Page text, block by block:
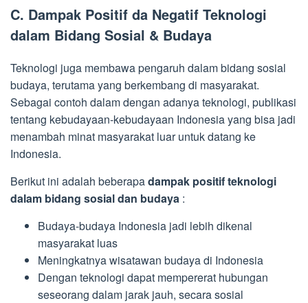
C. Dampak Positif da Negatif Teknologi
dalam Bidang Sosial & Budaya
Teknologi juga membawa pengaruh dalam bidang sosial
budaya, terutama yang berkembang di masyarakat.
Sebagai contoh dalam dengan adanya teknologi, publikasi
tentang kebudayaan-kebudayaan Indonesia yang bisa jadi
menambah minat masyarakat luar untuk datang ke
Indonesia.
Berikut ini adalah beberapadampak positif teknologi
dalam bidang sosial dan budaya :
Budaya-budaya Indonesia jadi lebih dikenal
masyarakat luas
Meningkatnya wisatawan budaya di Indonesia
Dengan teknologi dapat mempererat hubungan
seseorang dalam jarak jauh, secara sosial